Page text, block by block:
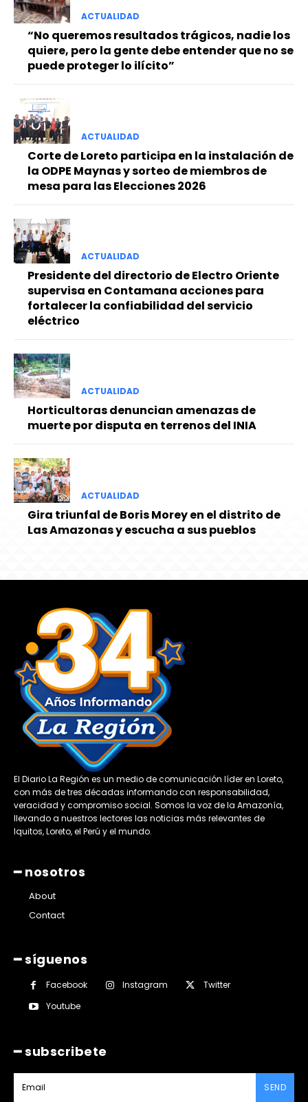
━ Planes
ACTUALIDAD
“No queremos resultados trágicos, nadie los
quiere, pero la gente debe entender que no se
puede proteger lo ilícito”
ACTUALIDAD
Corte de Loreto participa en la instalación de
la ODPE Maynas y sorteo de miembros de
mesa para las Elecciones 2026
ACTUALIDAD
Presidente del directorio de Electro Oriente
supervisa en Contamana acciones para
fortalecer la confiabilidad del servicio
eléctrico
ACTUALIDAD
Horticultoras denuncian amenazas de
muerte por disputa en terrenos del INIA
ACTUALIDAD
Gira triunfal de Boris Morey en el distrito de
Las Amazonas y escucha a sus pueblos
El Diario La Región es un medio de comunicación líder en Loreto,
con más de tres décadas informando con responsabilidad,
veracidad y compromiso social. Somos la voz de la Amazonía,
llevando a nuestros lectores las noticias más relevantes de
Iquitos, Loreto, el Perú y el mundo.
━ nosotros
About
Contact
━ síguenos
Facebook Instagram
Twitter
Youtube
━ subscribete
SEND